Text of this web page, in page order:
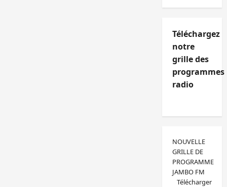
Téléchargez
notre
grille des
programmes
radio
NOUVELLE
GRILLE DE
PROGRAMME
JAMBO FM
Télécharger